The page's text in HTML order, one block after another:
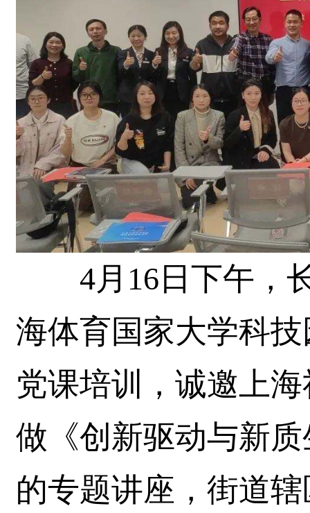
4月16日下午，长
海体育国家大学科
党课培训，诚邀上
做《创新驱动与新
的专题讲座，街道